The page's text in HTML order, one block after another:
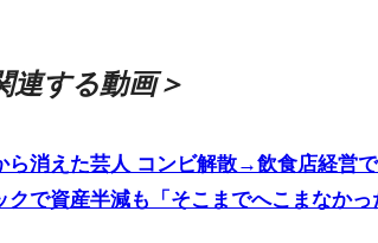
連する動画＞
ら消えた芸人 コンビ解散→飲食店経営
クで資産半減も「そこまでへこまなか